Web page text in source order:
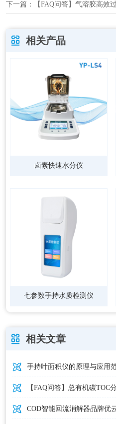
下一篇： 【FAQ问答】气溶胶高效过滤器
相关产品
卤素快速水分仪
七参数手持水质检测仪
相关文章
手持叶面积仪的原理与应用